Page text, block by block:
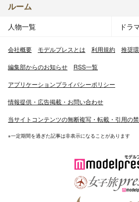
ルーム
人物一覧 ドラ
会社概要 モデルプレスとは 利用規約 推奨
編集部からのお知らせ RSS一覧
アプリケーションプライバシーポリシー
情報提供・広告掲載・お問い合わせ
当サイトコンテンツの無断複写・転載・引用の
※一定期間を過ぎた記事は非表示になることがあります